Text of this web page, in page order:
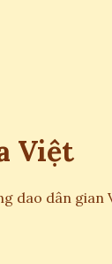
Việt
dân gian